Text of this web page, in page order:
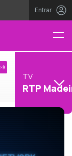
Entrar
TV
RTP